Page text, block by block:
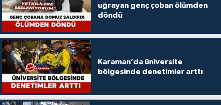
uğrayan genç çoban ölümden
döndü
Karaman’da üniversite
bölgesinde denetimler arttı